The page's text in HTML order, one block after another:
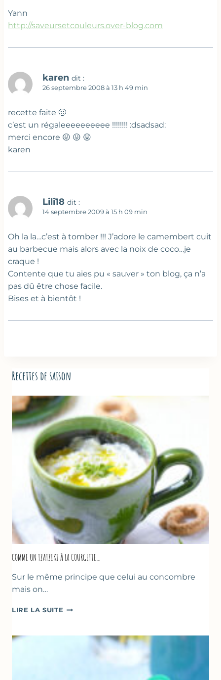
Yann
http://saveursetcouleurs.over-blog.com
karen dit :
26 septembre 2008 à 13 h 49 min
recette faite 🙂
c’est un régaleeeeeeeeee !!!!!!!! :dsadsad:
merci encore 😛 😛 😛
karen
Lili18 dit :
14 septembre 2009 à 15 h 09 min
Oh la la…c’est à tomber !!! J’adore le camembert cuit
au barbecue mais alors avec la noix de coco…je
craque !
Contente que tu aies pu « sauver » ton blog, ça n’a
pas dû être chose facile.
Bises et à bientôt !
Recettes de saison
COMME UN TZATZIKI À LA COURGETTE…
Sur le même principe que celui au concombre
mais on…
LIRE LA SUITE COMME
À
COURGETTE…